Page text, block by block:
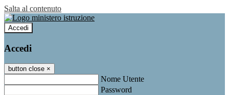
Salta al contenuto
Accedi
Accedi
button close ×
Nome Utente
Password